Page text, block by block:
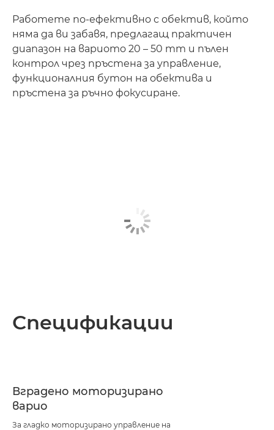
Работете по-ефективно с обектив, който
няма да ви забавя, предлагащ практичен
диапазон на вариото 20 – 50 mm и пълен
контрол чрез пръстена за управление,
функционалния бутон на обектива и
пръстена за ръчно фокусиране.
Спецификации
Вградено моторизирано
варио
За гладко моторизирано управление на